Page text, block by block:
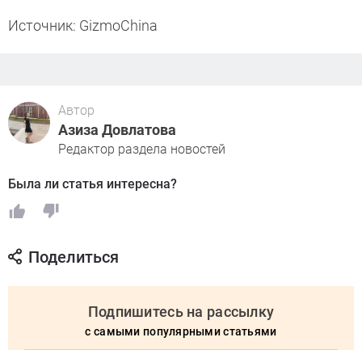
Источник: GizmoChina
Автор
Азиза Довлатова
Редактор раздела новостей
Была ли статья интересна?
Поделиться
Подпишитесь на рассылку
с самыми популярными статьями